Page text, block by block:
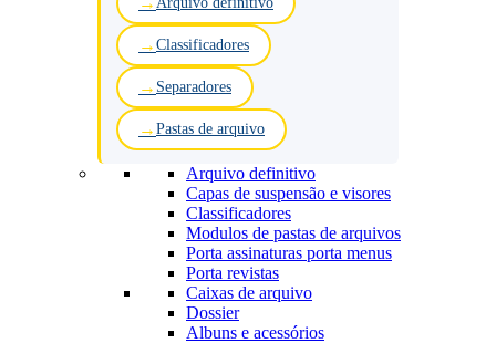
Classificadores
Separadores
Pastas de arquivo
Arquivo definitivo
Capas de suspensão e visores
Classificadores
Modulos de pastas de arquivos
Porta assinaturas porta menus
Porta revistas
Caixas de arquivo
Dossier
Albuns e acessórios